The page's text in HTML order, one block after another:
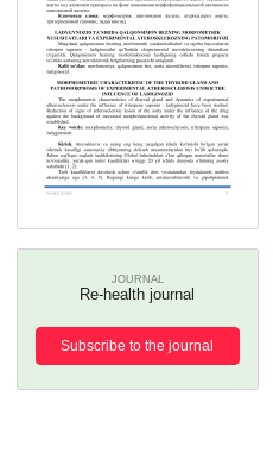
JOURNAL
Re-health journal
Subscribe to the journal